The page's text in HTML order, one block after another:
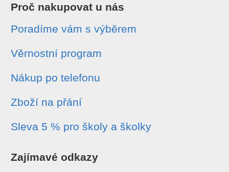
Proč nakupovat u nás
Poradíme vám s výběrem
Věrnostní program
Nákup po telefonu
Zboží na přání
Sleva 5 % pro školy a školky
Zajímavé odkazy